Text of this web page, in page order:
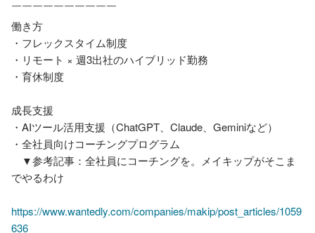
￣￣￣￣￣￣￣￣￣￣
働き方
・フレックスタイム制度
・リモート × 週3出社のハイブリッド勤務
・育休制度
成長支援
・AIツール活用支援（ChatGPT、Claude、Geminiなど）
・全社員向けコーチングプログラム
▼参考記事：全社員にコーチングを。メイキップがそこま
でやるわけ
https://www.wantedly.com/companies/makip/post_articles/1059
636